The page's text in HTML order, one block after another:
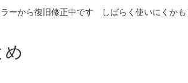
ーから復旧修正中です しばらく使いにくか
め